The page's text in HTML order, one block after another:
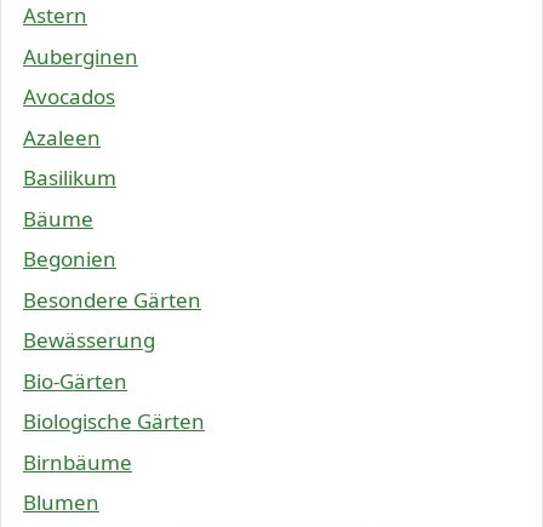
Astern
Auberginen
Avocados
Azaleen
Basilikum
Bäume
Begonien
Besondere Gärten
Bewässerung
Bio-Gärten
Biologische Gärten
Birnbäume
Blumen